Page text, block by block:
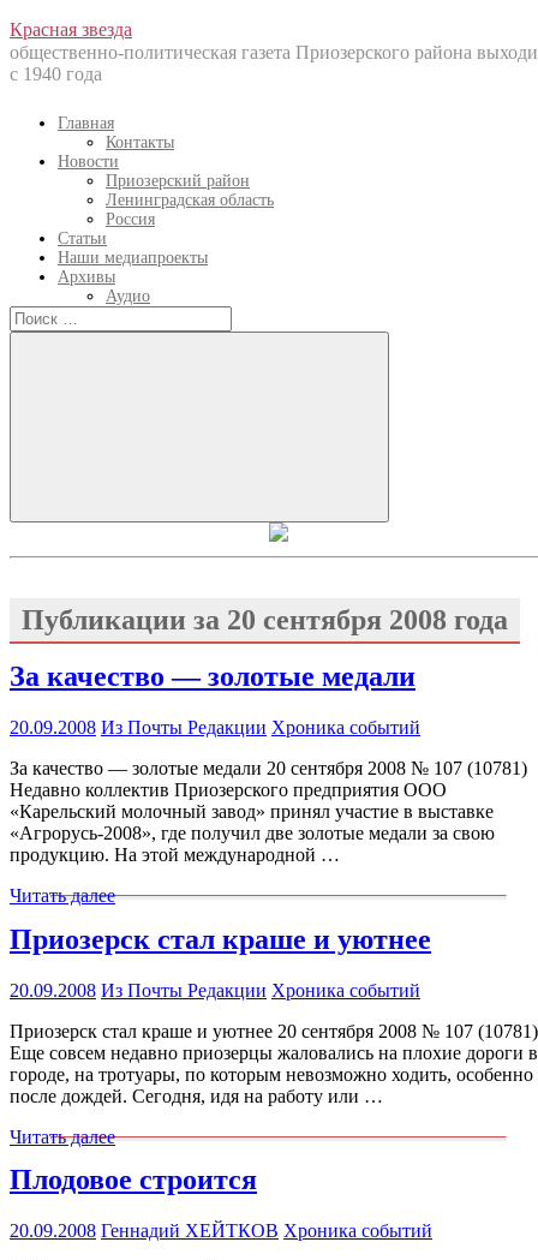
Перейти
к
содержанию
Красная звезда
общественно-политическая газета Приозерского района
с 1940 года
Главная
Контакты
Новости
Приозерский район
Ленинградская область
Россия
Статьи
Наши медиапроекты
Архивы
Аудио
Искать:
Искать
Публикации за 20 сентября 2008 года
За качество — золотые медали
20.09.2008 Из Почты Редакции Хроника событий
За качество — золотые медали 20 сентября 2008 № 107 (10781)
Недавно коллектив Приозерского предприятия ООО
«Карельский молочный завод» принял участие в выставке
«Агрорусь-2008», где получил две золотые медали за свою
продукцию. На этой международной …
Читать далее
Приозерск стал краше и уютнее
20.09.2008 Из Почты Редакции Хроника событий
Приозерск стал краше и уютнее 20 сентября 2008 № 107 (10781)
Еще совсем недавно приозерцы жаловались на плохие дороги в
городе, на тротуары, по которым невозможно ходить, особенно
после дождей. Сегодня, идя на работу или …
Читать далее
Плодовое строится
20.09.2008 Геннадий ХЕЙТКОВ Хроника событий